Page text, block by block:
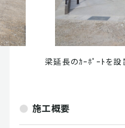
梁延長のｶｰﾎﾟｰﾄを設置広く使
施工概要